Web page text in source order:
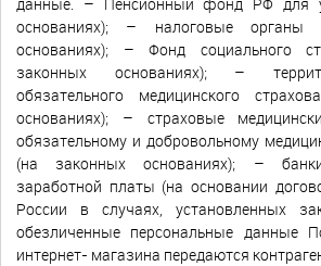
основаниях); – налоговые
основаниях); – Фонд социального
законных основаниях); –
обязательного медицинского
основаниях); – страховые
обязательному и добровольному
(на законных основаниях); –
заработной платы (на основании
России в случаях, установленных
обезличенные персональные данные
интернет- магазина передаются